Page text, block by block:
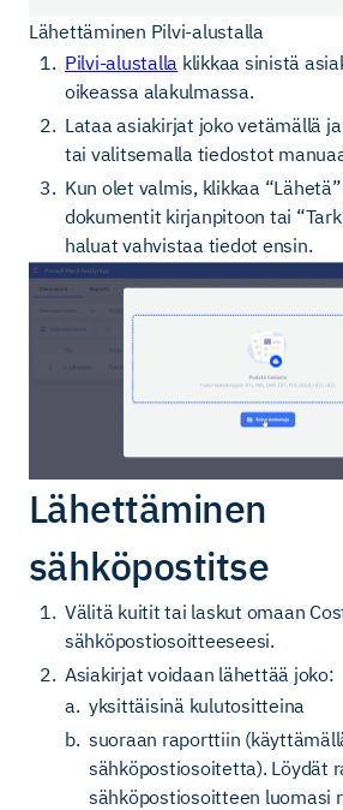
Lähettäminen Pilvi-alustalla
Pilvi-alustalla klikkaa sinistä
oikeassa alakulmassa.
Lataa asiakirjat joko vetämällä
tai valitsemalla tiedostot
Kun olet valmis, klikkaa
dokumentit kirjanpitoon tai
haluat vahvistaa tiedot ensin.
Lähettäminen
sähköpostitse
Välitä kuitit tai laskut omaan
sähköpostiosoitteeseesi.
Asiakirjat voidaan lähettää joko:
yksittäisinä kulutositteina
suoraan raporttiin
sähköpostiosoitetta). Löydät
sähköpostiosoitteen luomasi